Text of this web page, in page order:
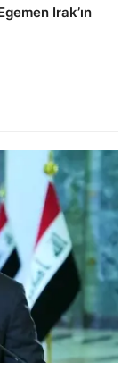
Irak’ın